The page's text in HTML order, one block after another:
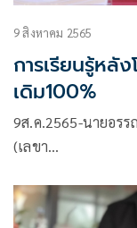
9 สิงหาคม 2565
การเรียนรู้หลั
เดิม100%
9ส.ค.2565-นายอรร
(เลขา…